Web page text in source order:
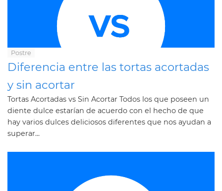
Postre
Diferencia entre las tortas acortadas
y sin acortar
Tortas Acortadas vs Sin Acortar Todos los que poseen un
diente dulce estarían de acuerdo con el hecho de que
hay varios dulces deliciosos diferentes que nos ayudan a
superar...